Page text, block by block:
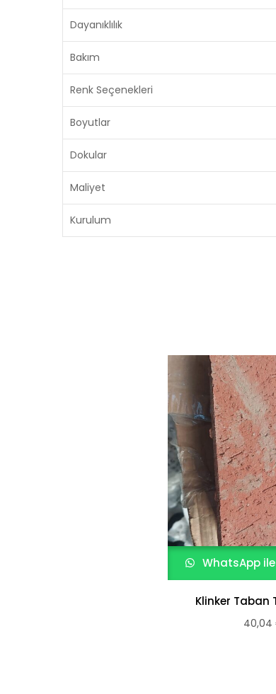
Dayanıklılık
Bakım
Renk Seçenekleri
Boyutlar
Dokular
Maliyet
Kurulum
WhatsApp ile
Klinker Taban
40,04